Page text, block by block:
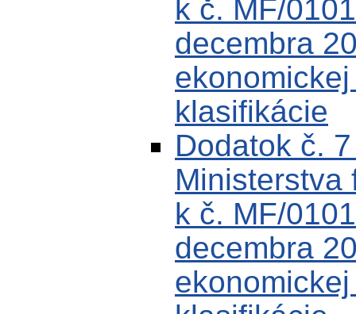
k č. MF/
decembra
klasifikácie
Dodatok č.
Ministerstva
k č. MF/
decembra